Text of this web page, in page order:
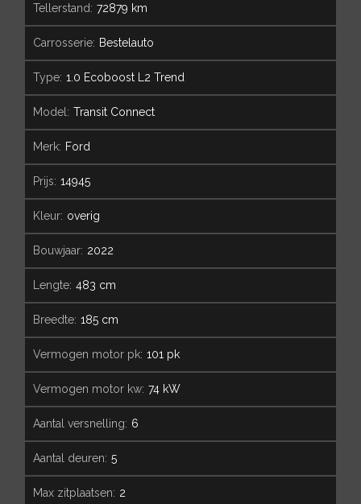
tellerstand: 72879 km
carrosserie: Bestelauto
type: 1.0 Ecoboost L2 Trend
model: Transit Connect
merk: Ford
prijs: 14945
kleur: overig
bouwjaar: 2022
lengte: 483 cm
breedte: 185 cm
vermogen motor pk: 101 pk
vermogen motor kw: 74 kW
aantal versnelling: 6
aantal deuren: 5
max zitplaatsen: 2